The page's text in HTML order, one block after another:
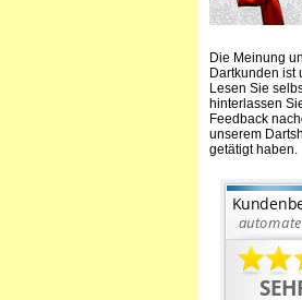
Die Meinung
Dartkunden ist
Lesen Sie
hinterlassen
Feedback
unserem
getätigt haben.